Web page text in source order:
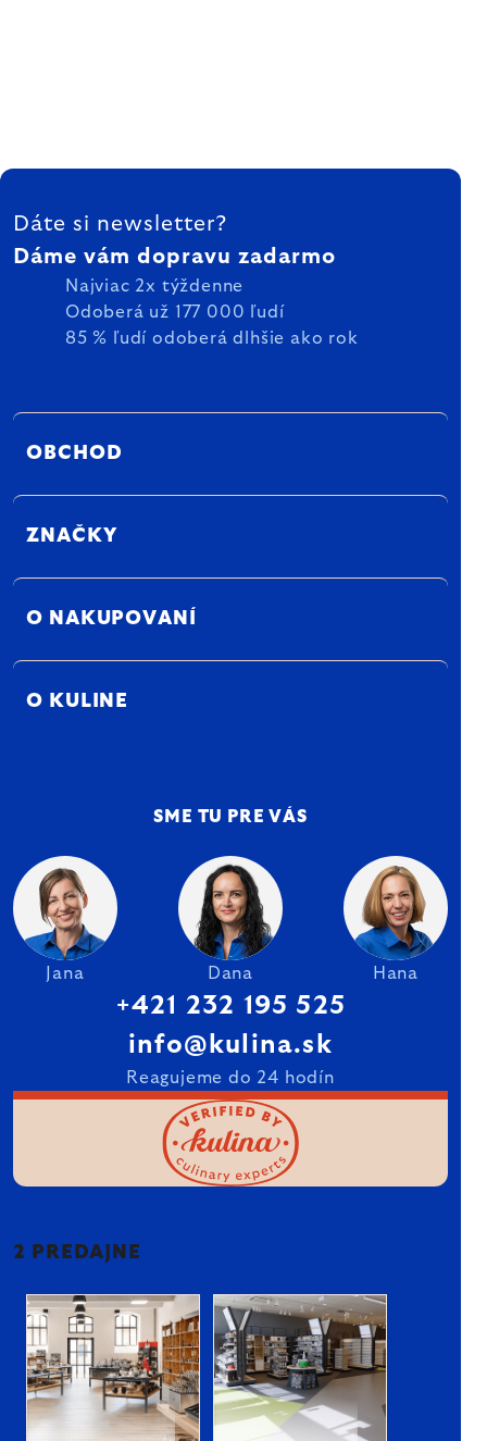
ZÁPÄTIE
Dáte si newsletter?
Dáme vám dopravu zadarmo
Najviac 2x týždenne
Odoberá už 177 000 ľudí
85 % ľudí odoberá dlhšie ako rok
OBCHOD
ZNAČKY
O NAKUPOVANÍ
O KULINE
SME TU PRE VÁS
Jana Dana Hana
+421 232 195 525
info@kulina.sk
Reagujeme do 24 hodín
2 PREDAJNE